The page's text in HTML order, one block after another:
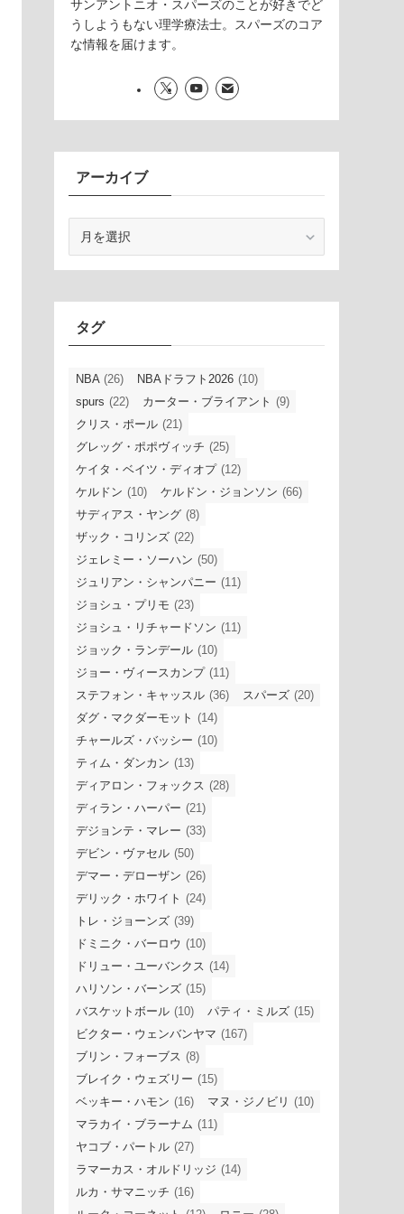
サンアントニオ・スパーズのことが好きでど
うしようもない理学療法士。スパーズのコア
な情報を届けます。
アーカイブ
ブ
タグ
NBA (26) NBAドラフト2026 (10)
spurs (22) カーター・ブライアント (9)
クリス・ポール (21)
グレッグ・ポポヴィッチ (25)
ケイタ・ベイツ・ディオプ (12)
ケルドン (10) ケルドン・ジョンソン (66)
サディアス・ヤング (8)
ザック・コリンズ (22)
ジェレミー・ソーハン (50)
ジュリアン・シャンパニー (11)
ジョシュ・プリモ (23)
ジョシュ・リチャードソン (11)
ジョック・ランデール (10)
ジョー・ヴィースカンプ (11)
ステフォン・キャッスル (36) スパーズ (20)
ダグ・マクダーモット (14)
チャールズ・バッシー (10)
ティム・ダンカン (13)
ディアロン・フォックス (28)
ディラン・ハーパー (21)
デジョンテ・マレー (33)
デビン・ヴァセル (50)
デマー・デローザン (26)
デリック・ホワイト (24)
トレ・ジョーンズ (39)
ドミニク・バーロウ (10)
ドリュー・ユーバンクス (14)
ハリソン・バーンズ (15)
バスケットボール (10) パティ・ミルズ (15)
ビクター・ウェンバンヤマ (167)
ブリン・フォーブス (8)
ブレイク・ウェズリー (15)
ベッキー・ハモン (16) マヌ・ジノビリ (10)
マラカイ・ブラーナム (11)
ヤコブ・パートル (27)
ラマーカス・オルドリッジ (14)
ルカ・サマニッチ (16)